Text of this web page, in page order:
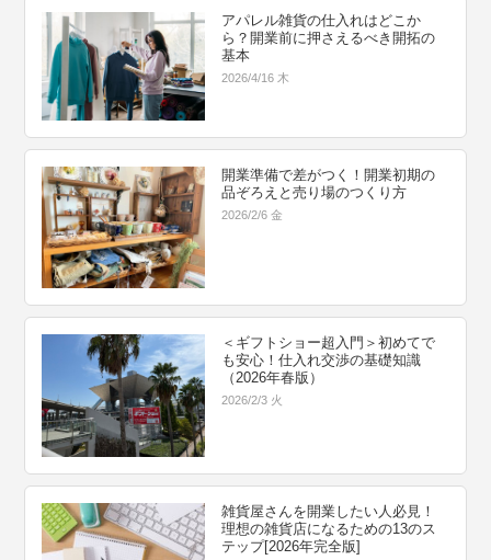
アパレル雑貨の仕入れはどこか
ら？開業前に押さえるべき開拓の
基本
2026/4/16 木
開業準備で差がつく！開業初期の
品ぞろえと売り場のつくり方
2026/2/6 金
＜ギフトショー超入門＞初めてで
も安心！仕入れ交渉の基礎知識
（2026年春版）
2026/2/3 火
雑貨屋さんを開業したい人必見！
理想の雑貨店になるための13のス
テップ[2026年完全版]